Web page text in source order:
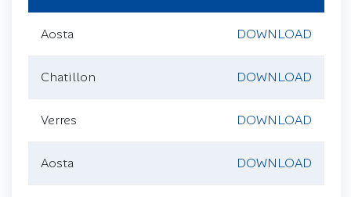
Aosta DOWNLOAD
Chatillon DOWNLOAD
Verres DOWNLOAD
Aosta DOWNLOAD